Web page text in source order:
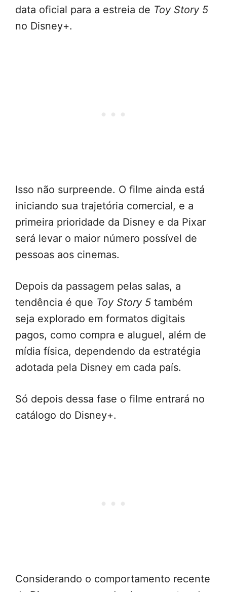
data oficial para a estreia de Toy Story 5
no Disney+.
Isso não surpreende. O filme ainda está
iniciando sua trajetória comercial, e a
primeira prioridade da Disney e da Pixar
será levar o maior número possível de
pessoas aos cinemas.
Depois da passagem pelas salas, a
tendência é que Toy Story 5 também
seja explorado em formatos digitais
pagos, como compra e aluguel, além de
mídia física, dependendo da estratégia
adotada pela Disney em cada país.
Só depois dessa fase o filme entrará no
catálogo do Disney+.
Considerando o comportamento recente